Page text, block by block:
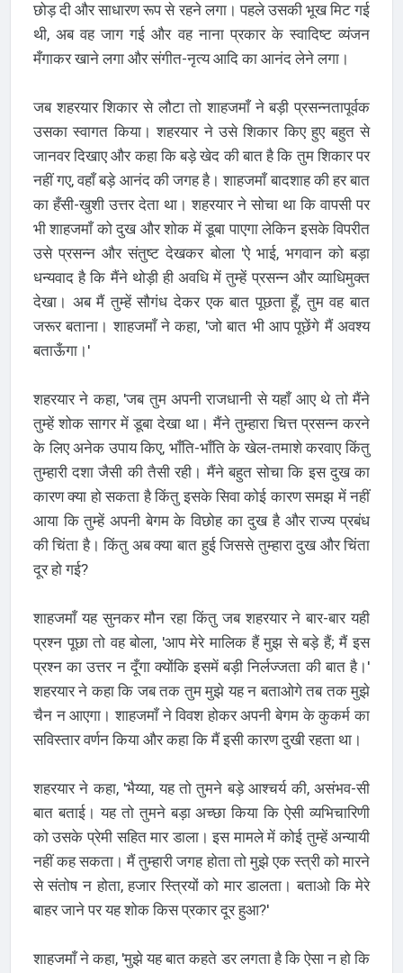
छोड़ दी और साधारण रूप से रहने लगा। पहले उसकी भूख मिट गई
थी, अब वह जाग गई और वह नाना प्रकार के स्वादिष्ट व्यंजन
मँगाकर खाने लगा और संगीत-नृत्य आदि का आनंद लेने लगा।
जब शहरयार शिकार से लौटा तो शाहजमाँ ने बड़ी प्रसन्नतापूर्वक
उसका स्वागत किया। शहरयार ने उसे शिकार किए हुए बहुत से
जानवर दिखाए और कहा कि बड़े खेद की बात है कि तुम शिकार पर
नहीं गए, वहाँ बड़े आनंद की जगह है। शाहजमाँ बादशाह की हर बात
का हँसी-खुशी उत्तर देता था। शहरयार ने सोचा था कि वापसी पर
भी शाहजमाँ को दुख और शोक में डूबा पाएगा लेकिन इसके विपरीत
उसे प्रसन्न और संतुष्ट देखकर बोला 'ऐ भाई, भगवान को बड़ा
धन्यवाद है कि मैंने थोड़ी ही अवधि में तुम्हें प्रसन्न और व्याधिमुक्त
देखा। अब मैं तुम्हें सौगंध देकर एक बात पूछता हूँ, तुम वह बात
जरूर बताना। शाहजमाँ ने कहा, 'जो बात भी आप पूछेंगे मैं अवश्य
बताऊँगा।'
शहरयार ने कहा, 'जब तुम अपनी राजधानी से यहाँ आए थे तो मैंने
तुम्हें शोक सागर में डूबा देखा था। मैंने तुम्हारा चित्त प्रसन्न करने
के लिए अनेक उपाय किए, भाँति-भाँति के खेल-तमाशे करवाए किंतु
तुम्हारी दशा जैसी की तैसी रही। मैंने बहुत सोचा कि इस दुख का
कारण क्या हो सकता है किंतु इसके सिवा कोई कारण समझ में नहीं
आया कि तुम्हें अपनी बेगम के विछोह का दुख है और राज्य प्रबंध
की चिंता है। किंतु अब क्या बात हुई जिससे तुम्हारा दुख और चिंता
दूर हो गई?
शाहजमाँ यह सुनकर मौन रहा किंतु जब शहरयार ने बार-बार यही
प्रश्न पूछा तो वह बोला, 'आप मेरे मालिक हैं मुझ से बड़े हैं; मैं इस
प्रश्न का उत्तर न दूँगा क्योंकि इसमें बड़ी निर्लज्जता की बात है।'
शहरयार ने कहा कि जब तक तुम मुझे यह न बताओगे तब तक मुझे
चैन न आएगा। शाहजमाँ ने विवश होकर अपनी बेगम के कुकर्म का
सविस्तार वर्णन किया और कहा कि मैं इसी कारण दुखी रहता था।
शहरयार ने कहा, 'भैय्या, यह तो तुमने बड़े आश्चर्य की, असंभव-सी
बात बताई। यह तो तुमने बड़ा अच्छा किया कि ऐसी व्यभिचारिणी
को उसके प्रेमी सहित मार डाला। इस मामले में कोई तुम्हें अन्यायी
नहीं कह सकता। मैं तुम्हारी जगह होता तो मुझे एक स्त्री को मारने
से संतोष न होता, हजार स्त्रियों को मार डालता। बताओ कि मेरे
बाहर जाने पर यह शोक किस प्रकार दूर हुआ?'
शाहजमाँ ने कहा, 'मुझे यह बात कहते डर लगता है कि ऐसा न हो कि